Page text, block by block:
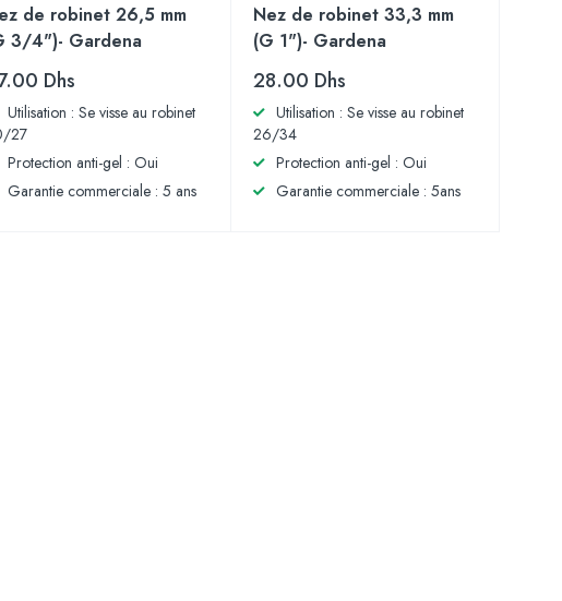
de robinet 26,5 mm
3/4")- Gardena
Dhs
Utilisation : Se visse au robinet
27
Protection anti-gel : Oui
Garantie commerciale : 5 ans
Nez de robinet 33,3 mm
(G 1")- Gardena
28.00 Dhs
Utilisation : Se visse au robinet
26/34
Protection anti-gel : Oui
Garantie commerciale : 5ans